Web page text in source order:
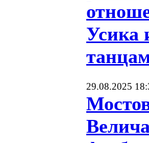
Усика
29.08.2025